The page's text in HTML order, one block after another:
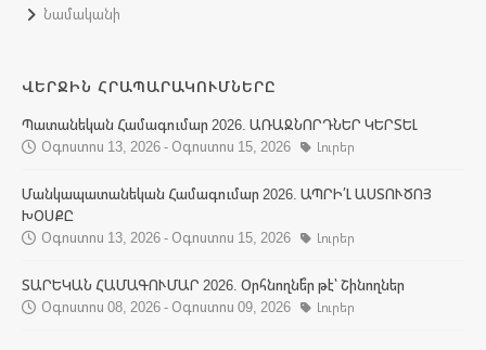
Նամականի
ՎԵՐՋԻՆ ՀՐԱՊԱՐԱԿՈՒՄՆԵՐԸ
Պատանեկան Համագումար 2026. ԱՌԱՋՆՈՐԴՆԵՐ ԿԵՐՏԵԼ
Օգոստոս 13, 2026 - Օգոստոս 15, 2026
Լուրեր
Մանկապատանեկան Համագումար 2026. ԱՊՐԻ՛Լ ԱՍՏՈՒԾՈՅ
ԽՕՍՔԸ
Օգոստոս 13, 2026 - Օգոստոս 15, 2026
Լուրեր
ՏԱՐԵԿԱՆ ՀԱՄԱԳՈՒՄԱՐ 2026. Օրհնողնե՞ր թէ՝ Շինողներ
Օգոստոս 08, 2026 - Օգոստոս 09, 2026
Լուրեր